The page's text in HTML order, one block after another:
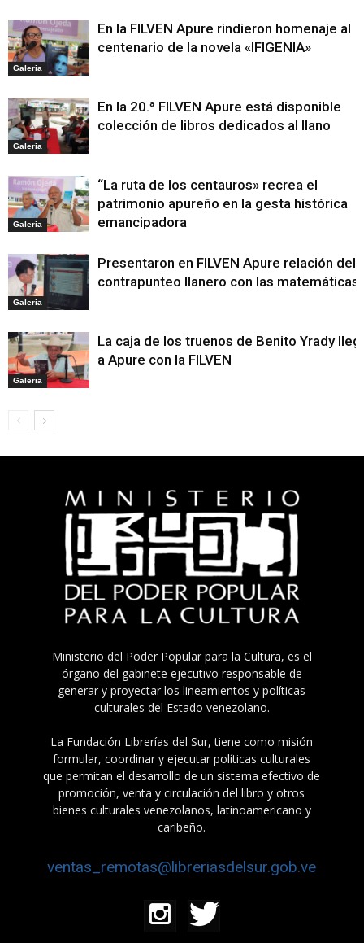
Galeria
En la FILVEN Apure rindieron homenaje al
centenario de la novela «IFIGENIA»
Galeria
En la 20.ª FILVEN Apure está disponible
colección de libros dedicados al llano
Galeria
“La ruta de los centauros» recrea el
patrimonio apureño en la gesta histórica
emancipadora
Galeria
Presentaron en FILVEN Apure relación del
contrapunteo llanero con las matemáticas
Galeria
La caja de los truenos de Benito Yrady
a Apure con la FILVEN
Ministerio del Poder Popular para la Cultura, es el
órgano del gabinete ejecutivo responsable de
generar y proyectar los lineamientos y políticas
culturales del Estado venezolano.
La Fundación Librerías del Sur, tiene como misión
formular, coordinar y ejecutar políticas culturales
que permitan el desarrollo de un sistema efectivo de
promoción, venta y circulación del libro y otros
bienes culturales venezolanos, latinoamericano y
caribeño.
ventas_remotas@libreriasdelsur.gob.ve